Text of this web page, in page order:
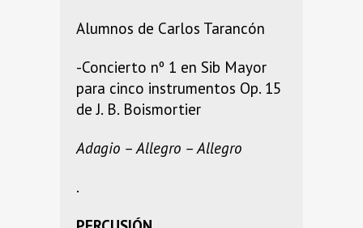
Alumnos de Carlos Tarancón
-Concierto nº 1 en Sib Mayor
para cinco instrumentos Op. 15
de J. B. Boismortier
Adagio – Allegro – Allegro
.